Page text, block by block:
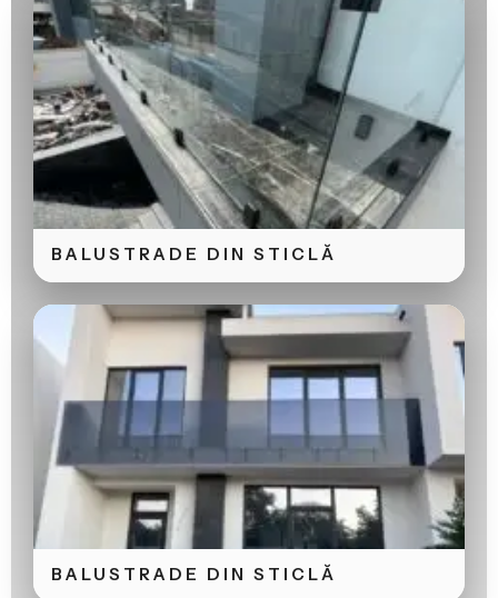
BALUSTRADE DIN STICLĂ
BALUSTRADE DIN STICLĂ